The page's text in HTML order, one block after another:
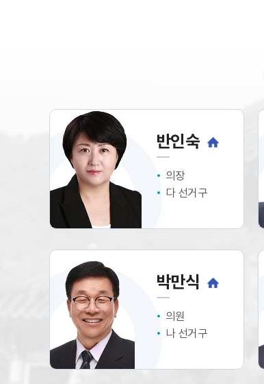
반인숙
의장
다 선거구
박만식
의원
나 선거구